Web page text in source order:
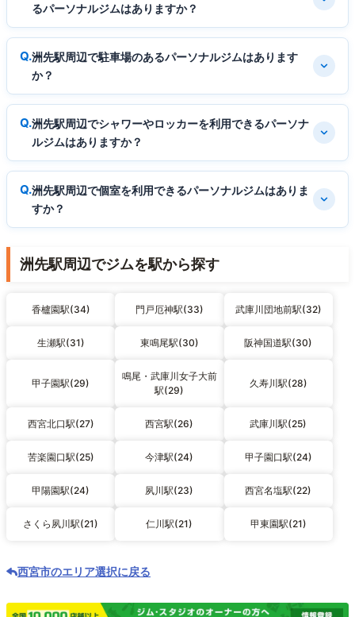
るパーソナルジムはありますか？
洲先駅周辺で駐車場のあるパーソナルジムはあります
か？
洲先駅周辺でシャワーやロッカーを利用できるパーソナ
ルジムはありますか？
洲先駅周辺で個室を利用できるパーソナルジムはありま
すか？
洲先駅周辺でジムを駅から探す
香櫨園駅(34) 門戸厄神駅(33) 武庫川団地前駅(32)
生瀬駅(31) 東鳴尾駅(30) 阪神国道駅(30)
甲子園駅(29)
鳴尾・武庫川女子大前
駅(29)
久寿川駅(28)
西宮北口駅(27) 西宮駅(26) 武庫川駅(25)
苦楽園口駅(25) 今津駅(24) 甲子園口駅(24)
甲陽園駅(24) 夙川駅(23) 西宮名塩駅(22)
さくら夙川駅(21) 仁川駅(21) 甲東園駅(21)
西宮市のエリア選択に戻る